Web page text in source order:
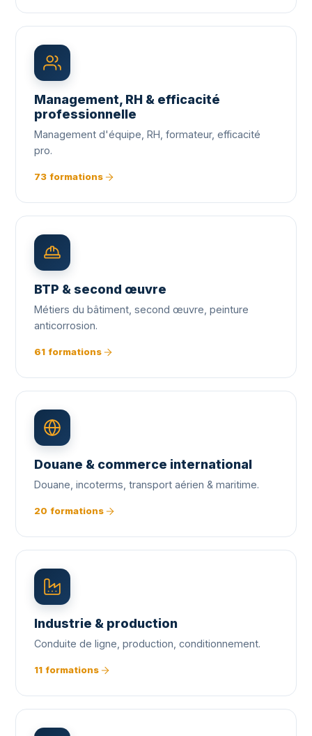
Management, RH & efficacité
professionnelle
Management d'équipe, RH, formateur, efficacité
pro.
73 formations
BTP & second œuvre
Métiers du bâtiment, second œuvre, peinture
anticorrosion.
61 formations
Douane & commerce international
Douane, incoterms, transport aérien & maritime.
20 formations
Industrie & production
Conduite de ligne, production, conditionnement.
11 formations